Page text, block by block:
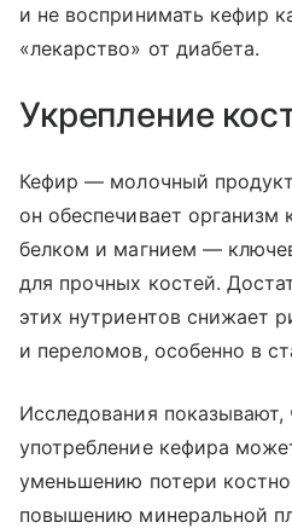
и не воспринимать кефир
«лекарство» от диабета.
Укрепление
Кефир — молочный
он обеспечивает
белком и магнием —
для прочных костей.
этих нутриентов снижает
и переломов, особенно в
Исследования показывают,
употребление кефира
уменьшению потери
повышению минеральной